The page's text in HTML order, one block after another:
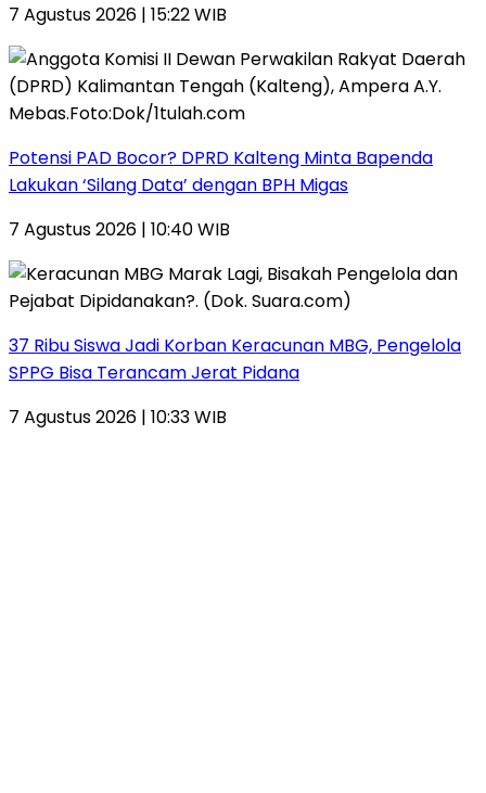
7 Agustus 2026 | 15:22 WIB
Potensi PAD Bocor? DPRD Kalteng Minta Bapenda
Lakukan ‘Silang Data’ dengan BPH Migas
7 Agustus 2026 | 10:40 WIB
37 Ribu Siswa Jadi Korban Keracunan MBG, Pengelola
SPPG Bisa Terancam Jerat Pidana
7 Agustus 2026 | 10:33 WIB